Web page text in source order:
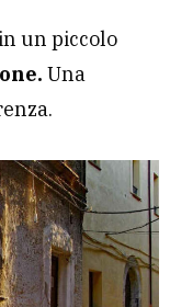
un piccolo
Una